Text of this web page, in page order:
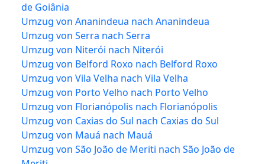
de Goiânia
Umzug von Ananindeua nach Ananindeua
Umzug von Serra nach Serra
Umzug von Niterói nach Niterói
Umzug von Belford Roxo nach Belford Roxo
Umzug von Vila Velha nach Vila Velha
Umzug von Porto Velho nach Porto Velho
Umzug von Florianópolis nach Florianópolis
Umzug von Caxias do Sul nach Caxias do Sul
Umzug von Mauá nach Mauá
Umzug von São João de Meriti nach São João de